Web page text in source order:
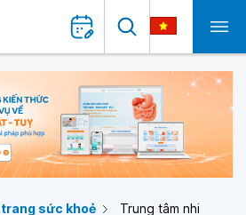
sức khoẻ Trung tâm nhi